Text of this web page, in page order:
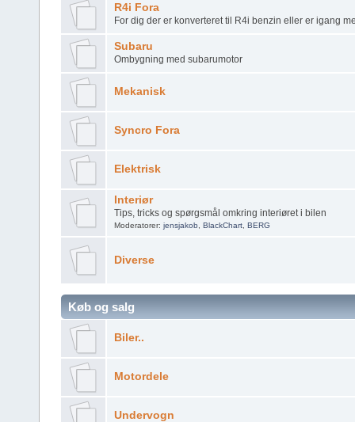
R4i Fora
For dig der er konverteret til R4i benzin eller er igang
Subaru
Ombygning med subarumotor
Mekanisk
Syncro Fora
Elektrisk
Interiør
Tips, tricks og spørgsmål omkring interiøret i bilen
Moderatorer: jensjakob BlackChart, BERG
Diverse
Køb og salg
Biler..
Motordele
Undervogn